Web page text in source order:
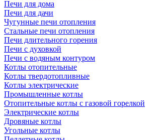
Печи для дома
Печи для дачи
Чугунные печи отопления
Стальные печи отопления
Печи длительного горения
Печи с духовкой
Печи с водяным контуром
Котлы отопительные
Котлы твердотопливные
Котлы электрические
Промышленные котлы
Отопительные котлы с газовой горелкой
Электрические котлы
Дровяные котлы
Угольные котлы